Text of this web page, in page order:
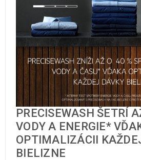
PRECISEWASH ŠETRÍ
VODY A ENERGIE*
OPTIMALIZÁCII
BIELIZNE